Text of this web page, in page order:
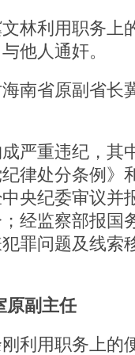
利用职务上
他人通奸。
省原副省长
重违纪，其
律处分条例》
央纪委审议并
经监察部报国
罪问题及线索
副主任
用职务上的